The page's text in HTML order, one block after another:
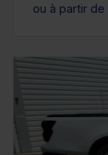
ou à partir de